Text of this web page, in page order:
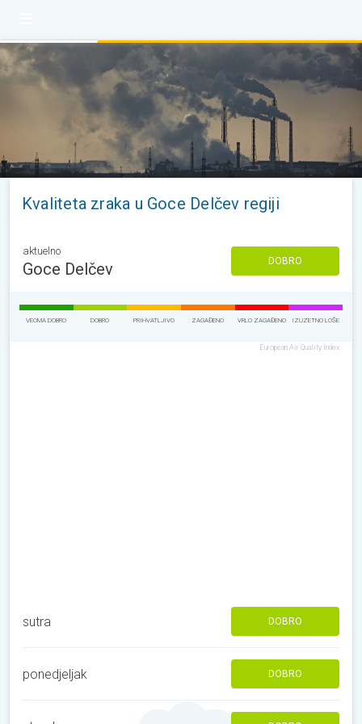
Kvaliteta zraka u Goce Delčev regiji
aktuelno
Goce Delčev DOBRO
VEOMA DOBRO DOBRO PRIHVATLJIVO ZAGAĐENO VRLO ZAGAĐENO IZUZETNO LOŠE
European Air Quality Index
sutra DOBRO
ponedjeljak DOBRO